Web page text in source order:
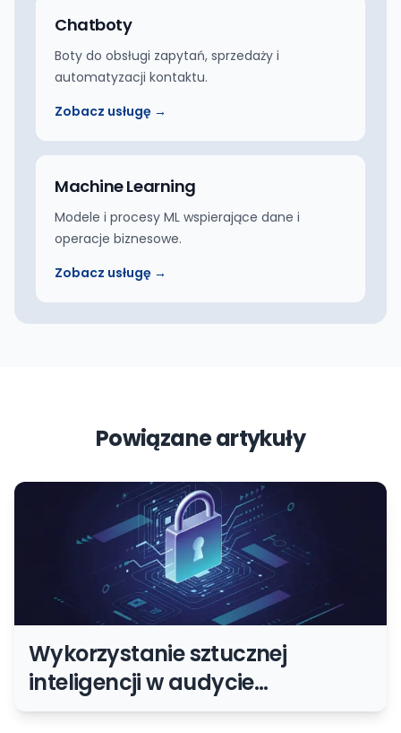
Chatboty
Boty do obsługi zapytań, sprzedaży i
automatyzacji kontaktu.
Zobacz usługę →
Machine Learning
Modele i procesy ML wspierające dane i
operacje biznesowe.
Zobacz usługę →
Powiązane artykuły
Wykorzystanie sztucznej
inteligencji w audycie
technicznym strony –